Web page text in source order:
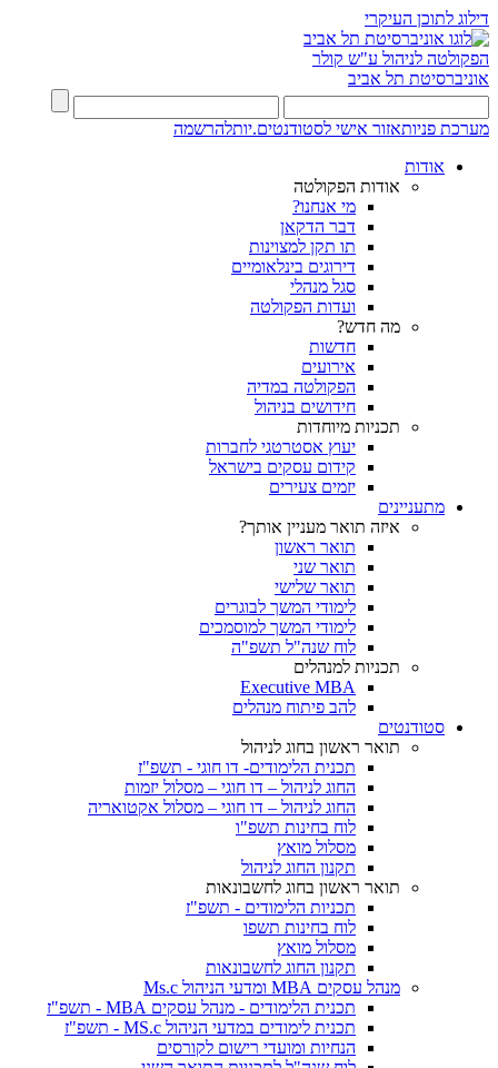
דילוג לתוכן העיקרי
הפקולטה לניהול ע"ש קולר
אוניברסיטת תל אביב
מערכת פניותאזור אישי לסטודנטים.יותלהרשמה
אודות
אודות הפקולטה
מי אנחנו?
דבר הדקאן
תו תקן למצוינות
דירוגים בינלאומיים
סגל מנהלי
ועדות הפקולטה
מה חדש?
חדשות
אירועים
הפקולטה במדיה
חידושים בניהול
תכניות מיוחדות
יעוץ אסטרטגי לחברות
קידום עסקים בישראל
יזמים צעירים
מתעניינים
איזה תואר מעניין אותך?
תואר ראשון
תואר שני
תואר שלישי
לימודי המשך לבוגרים
לימודי המשך למוסמכים
לוח שנה"ל תשפ"ה
תכניות למנהלים
Executive MBA
להב פיתוח מנהלים
סטודנטים
תואר ראשון בחוג לניהול
תכנית הלימודים- דו חוגי - תשפ"ז
החוג לניהול – דו חוגי – מסלול יזמות
החוג לניהול – דו חוגי – מסלול אקטואריה
לוח בחינות תשפ"ו
מסלול מואץ
תקנון החוג לניהול
תואר ראשון בחוג לחשבונאות
תכניות הלימודים - תשפ"ז
לוח בחינות תשפו
מסלול מואץ
תקנון החוג לחשבונאות
מנהל עסקים MBA ומדעי הניהול Ms.c
תכנית הלימודים - מנהל עסקים MBA - תשפ"ז
תכנית לימודים במדעי הניהול MS.c - תשפ"ז
הנחיות ומועדי רישום לקורסים